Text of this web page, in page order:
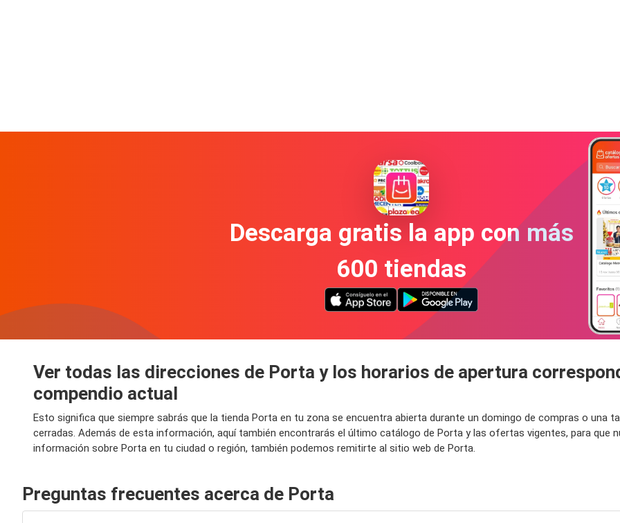
Descarga gratis la app con más
600 tiendas
Ver todas las direcciones de Porta y los horarios de apertura
compendio actual
Esto significa que siempre sabrás que la tienda Porta en tu zona se encuentra abierta durante un domingo de compras o una
cerradas. Además de esta información, aquí también encontrarás el último catálogo de Porta y las ofertas vigentes, para que
información sobre Porta en tu ciudad o región, también podemos remitirte al sitio web de Porta.
Preguntas frecuentes acerca de Porta